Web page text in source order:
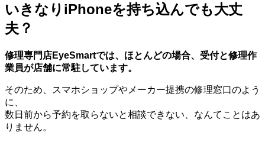
いきなりiPhoneを持ち込んでも大丈
夫？
修理専門店EyeSmartでは、ほとんどの場合、受付と修理作
業員が店舗に常駐しています。
そのため、スマホショップやメーカー提携の修理窓口のよう
に、
数日前から予約を取らないと相談できない、なんてことはあ
りません。